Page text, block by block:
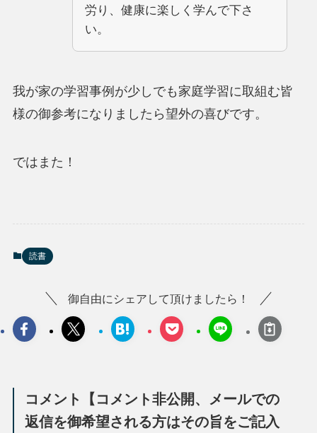
労り、健康に楽しく学んで下さ
い。
我が家の学習事例が少しでも家庭学習に取組む皆
様の御参考になりましたら望外の喜びです。
ではまた！
読書
御自由にシェアして頂けましたら！
コメント【コメント非公開、メールでの
返信を御希望される方はその旨をご記入